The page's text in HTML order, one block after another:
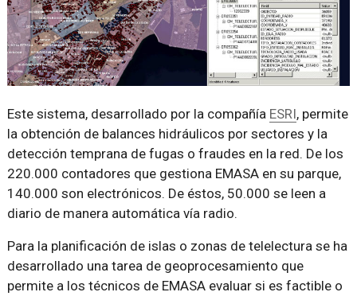
Este sistema, desarrollado por la compañía ESRI, permite
la obtención de balances hidráulicos por sectores y la
detección temprana de fugas o fraudes en la red. De los
220.000 contadores que gestiona EMASA en su parque,
140.000 son electrónicos. De éstos, 50.000 se leen a
diario de manera automática vía radio.
Para la planificación de islas o zonas de telelectura se ha
desarrollado una tarea de geoprocesamiento que
permite a los técnicos de EMASA evaluar si es factible o